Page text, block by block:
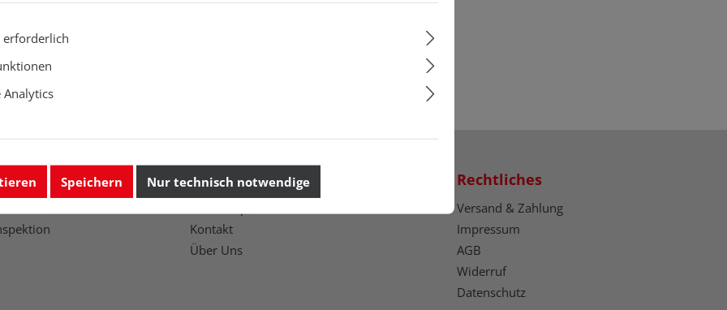
Unternehmen
Kontakt
Über Uns
Rechtliches
Versand & Zahlung
Impressum
AGB
Widerruf
Datenschutz
erforderlich
Analytics
Speichern Nur technisch notwendige